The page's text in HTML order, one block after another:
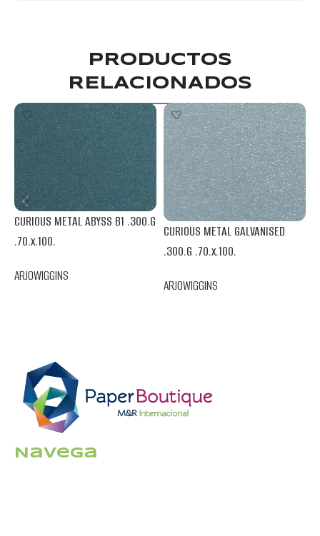
PRODUCTOS
RELACIONADOS
CURIOUS METAL ABYSS B1 .300.G
.70.x.100.
ARJOWIGGINS
CURIOUS METAL GALVANISED
.300.G .70.x.100.
ARJOWIGGINS
Navega